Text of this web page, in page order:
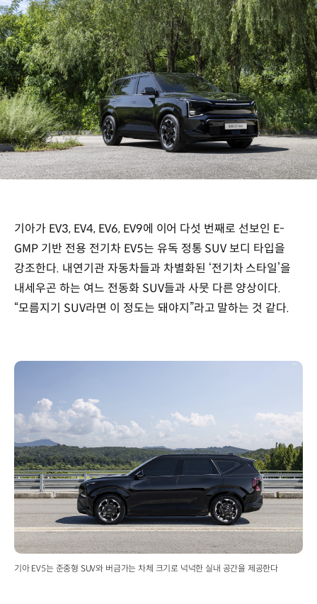
기아가 EV3, EV4, EV6, EV9에 이어 다섯 번째로 선보인 E-
GMP 기반 전용 전기차 EV5는 유독 정통 SUV 보디 타입을
강조한다. 내연기관 자동차들과 차별화된 ‘전기차 스타일’을
내세우곤 하는 여느 전동화 SUV들과 사뭇 다른 양상이다.
“모름지기 SUV라면 이 정도는 돼야지”라고 말하는 것 같다.
기아 EV5는 준중형 SUV와 버금가는 차체 크기로 넉넉한 실내 공간을 제공한다